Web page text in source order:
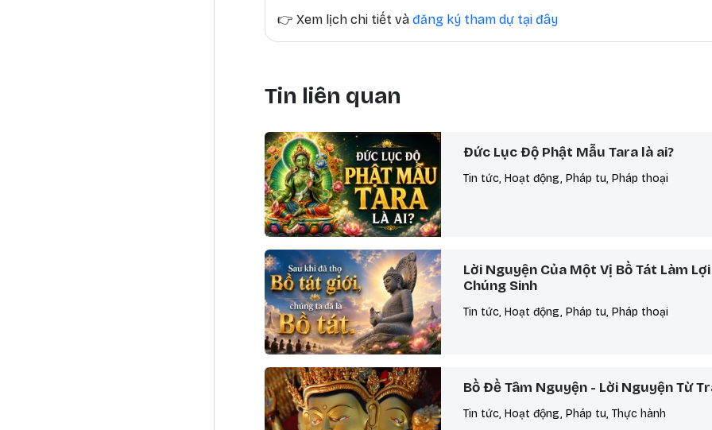
👉 Xem lịch chi tiết và đăng ký tham dự tại đây
Tin liên quan
Đức Lục Độ Phật Mẫu Tara là ai?
Tin tức, Hoạt động, Pháp tu, Pháp thoại
Lời Nguyện Của Một Vị Bồ Tát Làm
Chúng Sinh
Tin tức, Hoạt động, Pháp tu, Pháp thoại
Bồ Đề Tâm Nguyện - Lời Nguyện Từ
Tin tức, Hoạt động, Pháp tu, Thực hành